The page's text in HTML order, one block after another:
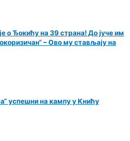
о Ђокићу на 39 страна! До јуче им
– Ово му стављају на
успешни на кампу у Книћу